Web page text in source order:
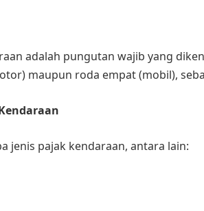
adalah pungutan wajib yang
maupun roda empat (mobil),
jenis pajak kendaraan, antara lain: